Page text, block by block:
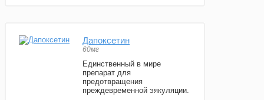
Дапоксетин
60мг
Единственный в мире
препарат для
предотвращения
преждевременной эякуляции.